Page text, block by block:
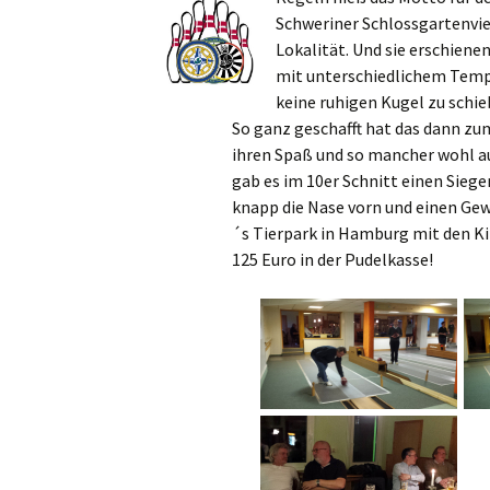
Schweriner
Lokalität. Und sie
mit unterschiedlichem
keine ruhigen Kugel zu
So ganz geschafft hat das dann
ihren Spaß und so mancher wohl
gab es im 10er Schnitt einen
knapp die Nase vorn und einen
´s Tierpark in Hamburg mit den
125 Euro in der Pudelkasse!